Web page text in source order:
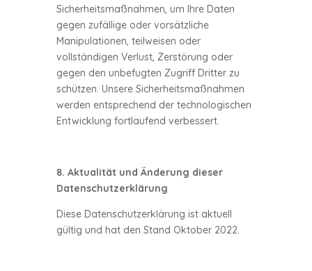
Sicherheitsmaßnahmen, um Ihre Daten
gegen zufällige oder vorsätzliche
Manipulationen, teilweisen oder
vollständigen Verlust, Zerstörung oder
gegen den unbefugten Zugriff Dritter zu
schützen. Unsere Sicherheitsmaßnahmen
werden entsprechend der technologischen
Entwicklung fortlaufend verbessert.
8. Aktualität und Änderung dieser
Datenschutzerklärung
Diese Datenschutzerklärung ist aktuell
gültig und hat den Stand Oktober 2022.